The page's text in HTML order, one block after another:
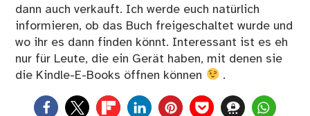
dann auch verkauft. Ich werde euch natürlich
informieren, ob das Buch freigeschaltet wurde und
wo ihr es dann finden könnt. Interessant ist es eh
nur für Leute, die ein Gerät haben, mit denen sie
die Kindle-E-Books öffnen können
.
0